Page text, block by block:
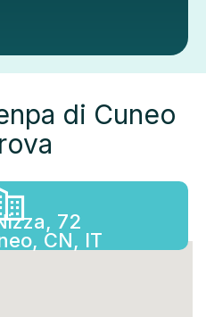
di Cuneo
72
CN, IT